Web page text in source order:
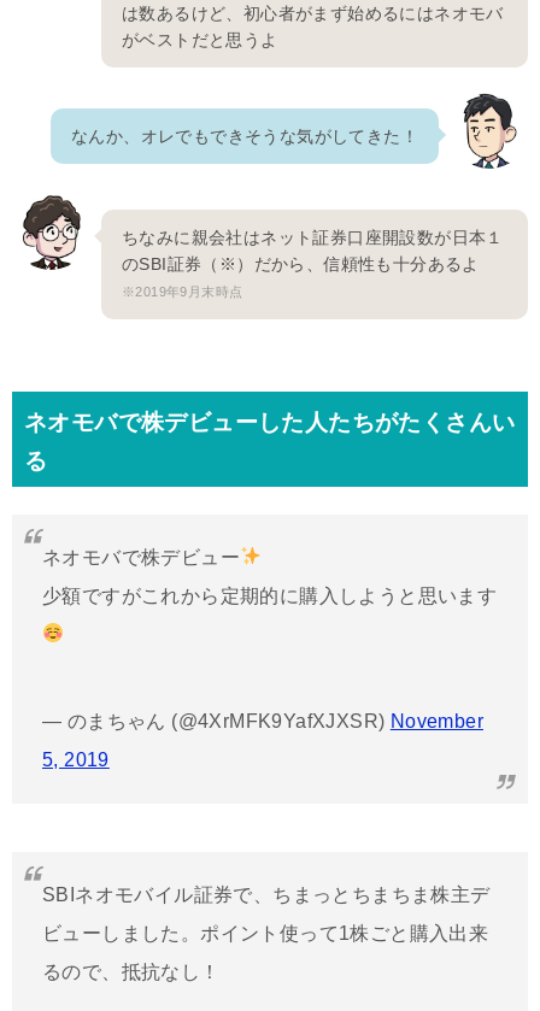
は数あるけど、初心者がまず始めるにはネオモバ
がベストだと思うよ
なんか、オレでもできそうな気がしてきた！
ちなみに親会社はネット証券口座開設数が日本１
のSBI証券（※）だから、信頼性も十分あるよ
※2019年9月末時点
ネオモバで株デビューした人たちがたくさんい
る
ネオモバで株デビュー
少額ですがこれから定期的に購入しようと思います
— のまちゃん (@4XrMFK9YafXJXSR) November
5, 2019
SBIネオモバイル証券で、ちまっとちまちま株主デ
ビューしました。ポイント使って1株ごと購入出来
るので、抵抗なし！